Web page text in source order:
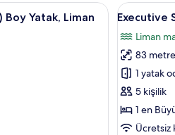
kasa, masa, dizüstü bilgisayar çalışma
Boy Yatak, Liman
Executive
Süit,
1
Yatak
Odası,
Liman
için
5
Executive
Liman
83
1 yatak
5 kişilik
1 en
Ücretsiz